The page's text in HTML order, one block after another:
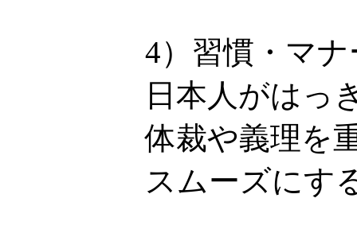
4）習慣・マ
日本人がはっ
体裁や義理を
スムーズにす